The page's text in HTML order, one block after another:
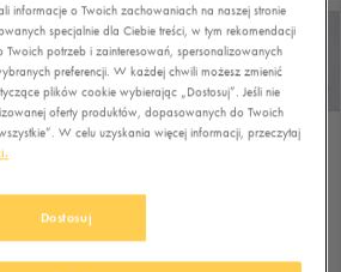
)
informacje o Twoich zachowaniach na naszej stronie
specjalnie dla Ciebie treści, w tym rekomendacji
potrzeb i zainteresowań, spersonalizowanych
preferencji. W każdej chwili możesz zmienić
plików cookie wybierając „Dostosuj”. Jeśli nie
oferty produktów, dopasowanych do Twoich
W celu uzyskania więcej informacji, przeczytaj
Dostosuj